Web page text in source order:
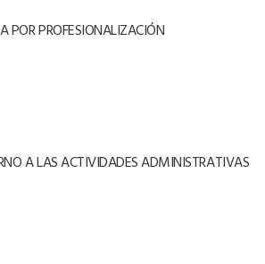
POR PROFESIONALIZACIÓN
A LAS ACTIVIDADES ADMINISTRATIVAS